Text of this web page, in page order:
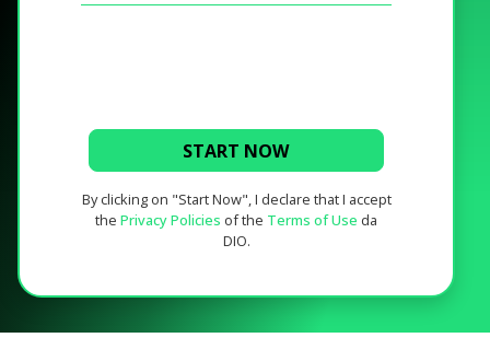
START NOW
By clicking on "Start Now", I declare that I accept
the Privacy Policies of the Terms of Use da
DIO.